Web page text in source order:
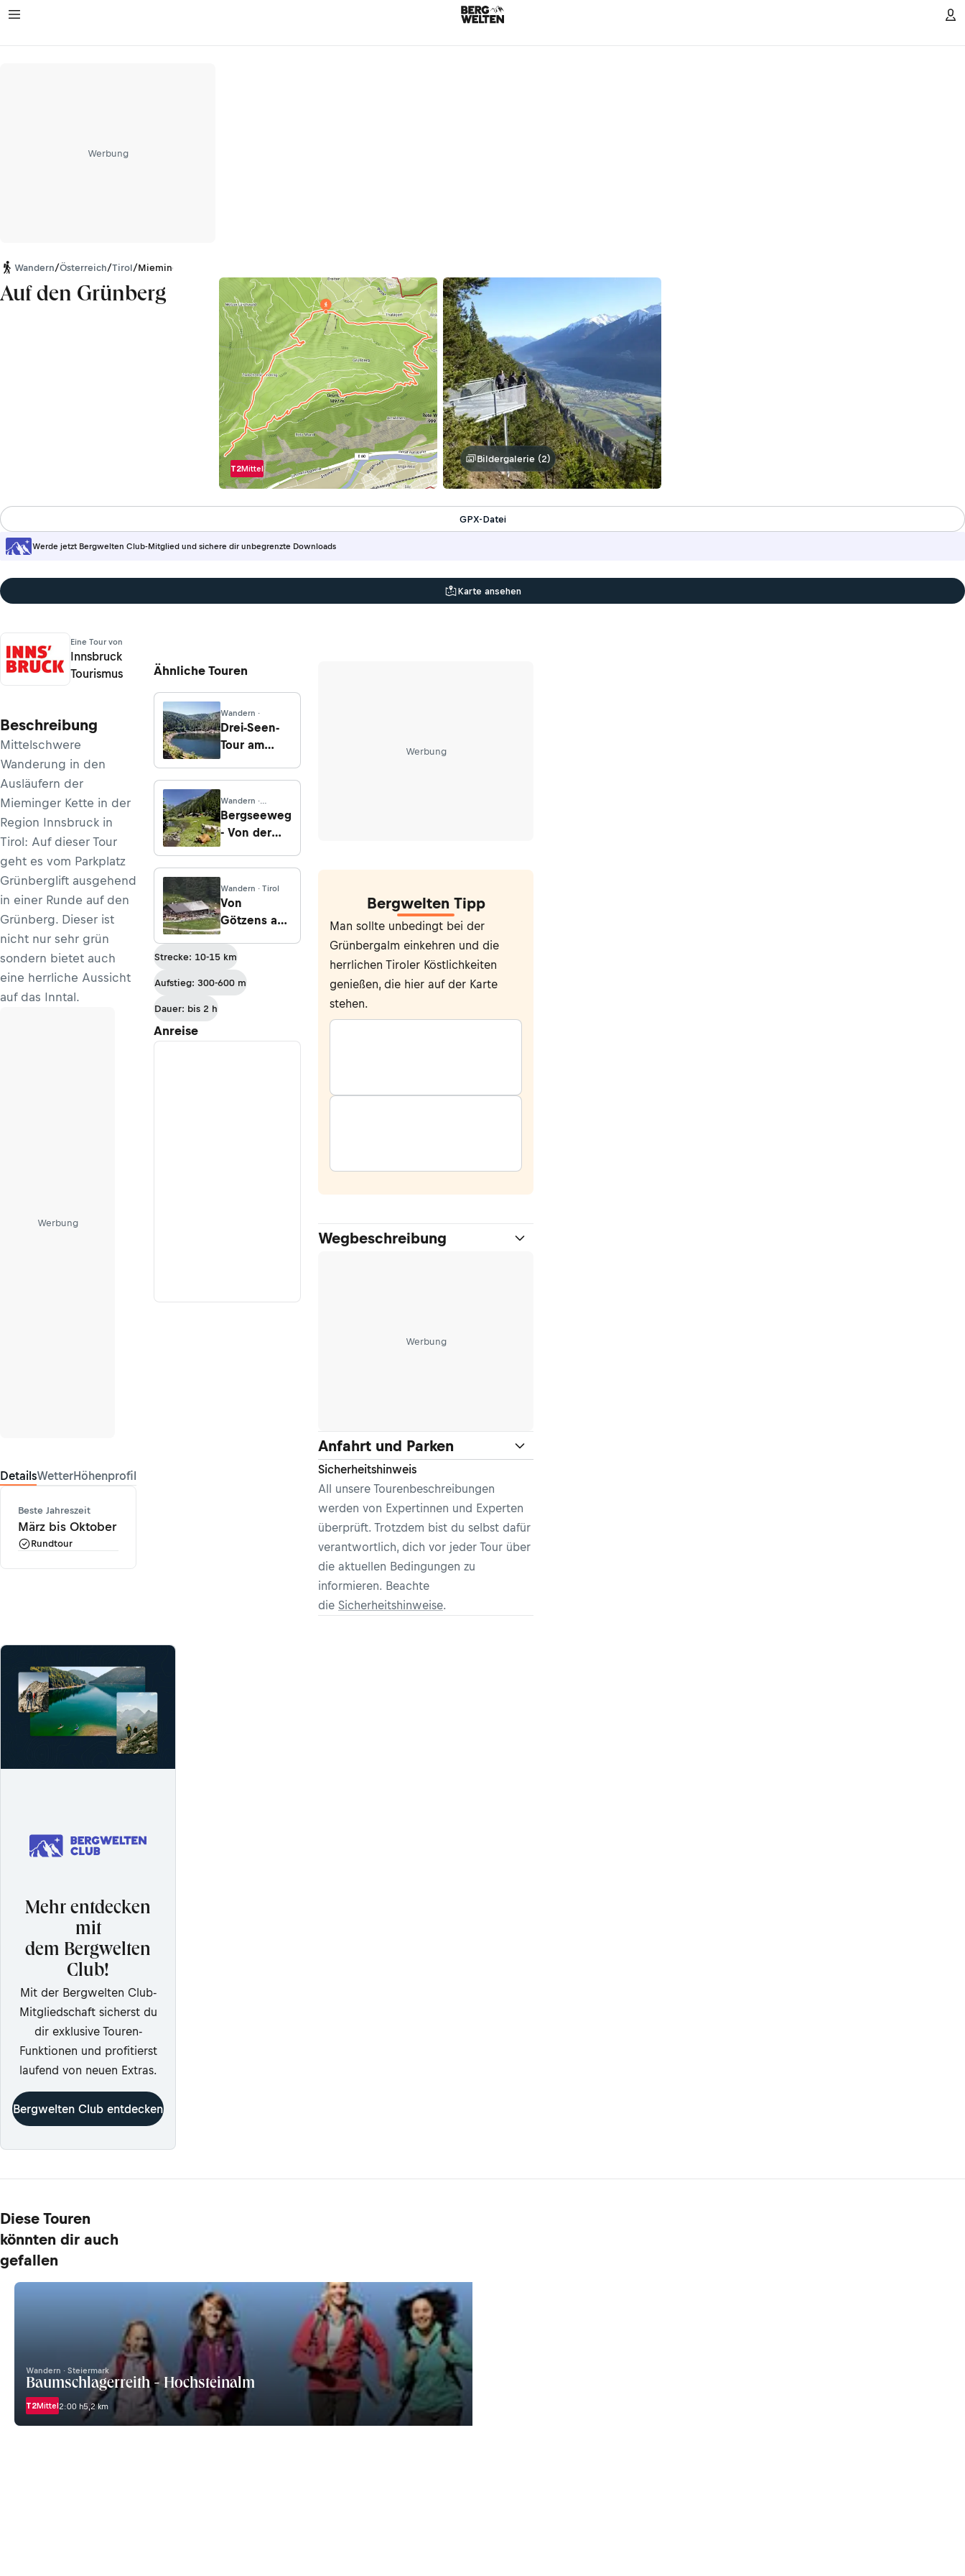
Werbung
Wandern/Österreich/Tirol/Mieminger Kette
Auf den Grünberg
T2Mittel
Bildergalerie (2)
Werde jetzt Bergwelten Club-Mitglied und sichere dir unbegrenzte Downloads
GPX-Datei
Karte ansehen
Eine Tour von
Innsbruck
Tourismus
Beschreibung
Mittelschwere
Wanderung in den
Ausläufern der
Mieminger Kette in der
Region Innsbruck in
Tirol: Auf dieser Tour
geht es vom Parkplatz
Grünberglift ausgehend
in einer Runde auf den
Grünberg. Dieser ist
nicht nur sehr grün
sondern bietet auch
eine herrliche Aussicht
auf das Inntal.
Werbung
DetailsWetterHöhenprofil
Beste Jahreszeit
März bis Oktober
Rundtour
Ähnliche Touren
Wandern ·
Drei-Seen-
Tour am
Hauptkamm
Wandern ·
Salzburg
Bergseeweg
- Von der
zur
Eschachalm
Wandern · Tirol
Von
Götzens auf
Alm
Strecke: 10-15 km
Aufstieg: 300-600 m
Dauer: bis 2 h
Anreise
Werbung
Bergwelten Tipp
Man sollte unbedingt bei der
Grünbergalm einkehren und die
herrlichen Tiroler Köstlichkeiten
genießen, die hier auf der Karte
stehen.
Wegbeschreibung
Werbung
Anfahrt und Parken
Sicherheitshinweis
All unsere Tourenbeschreibungen
werden von Expertinnen und Experten
überprüft. Trotzdem bist du selbst dafür
verantwortlich, dich vor jeder Tour über
die aktuellen Bedingungen zu
informieren. Beachte
die Sicherheitshinweise.
Mehr entdecken
mit
dem Bergwelten
Club!
Mit der Bergwelten Club-
Mitgliedschaft sicherst du
dir exklusive Touren-
Funktionen und profitierst
laufend von neuen Extras.
Bergwelten Club entdecken
Diese Touren
könnten dir auch
gefallen
Wandern · Steiermark
Baumschlagerreith - Hochsteinalm
T2Mittel2:00 h5,2 km